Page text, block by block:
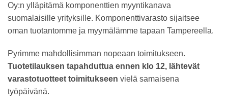
Oy:n ylläpitämä komponenttien myyntikanava
suomalaisille yrityksille. Komponenttivarasto sijaitsee
oman tuotantomme ja myymälämme tapaan Tampereella.
Pyrimme mahdollisimman nopeaan toimitukseen.
Tuotetilauksen tapahduttua ennen klo 12, lähtevät
varastotuotteet toimitukseen vielä samaisena
työpäivänä.